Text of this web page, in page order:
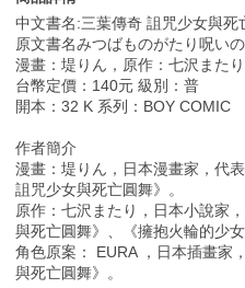
中文書名:三葉傳奇 詛咒少女與死
原文書名みつばものがたり呪い
漫畫：堤りん，原作：七沢また
台幣定價：140元 級別：普
開本：32 K 系列：BOY COMIC
作者簡介
漫畫：堤りん，日本漫畫家，代
詛咒少女與死亡圓舞》。
原作：七沢またり，日本小說家
與死亡圓舞》、《擁抱火輪的少女
角色原案： EURA ，日本插畫家
與死亡圓舞》。